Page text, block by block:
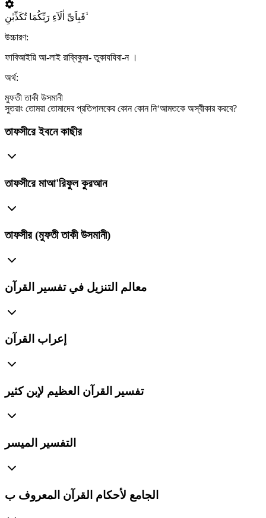
فَبِاَیِّ اٰلَآءِ رَبِّکُمَا تُکَذِّبٰنِ ۙ
উচ্চারণ:
ফাবিআইয়ি আ-লাই রাব্বিকুমা- তুকাযযিবা-ন ।
অর্থ:
মুফতী তাকী উসমানী
সুতরাং তোমরা তোমাদের প্রতিপালকের কোন কোন নি‘আমতকে অস্বীকার করবে?
তাফসীরে ইবনে কাছীর
তাফসীরে মাআ'রিফুল কুরআন
তাফসীর (মুফতী তাকী উসমানী)
معالم التنزيل في تفسير القرآن
إعراب القرآن
تفسير القرآن العظيم لإبن كثير
التفسير الميسر
الجامع لأحكام القرآن المعروف ب